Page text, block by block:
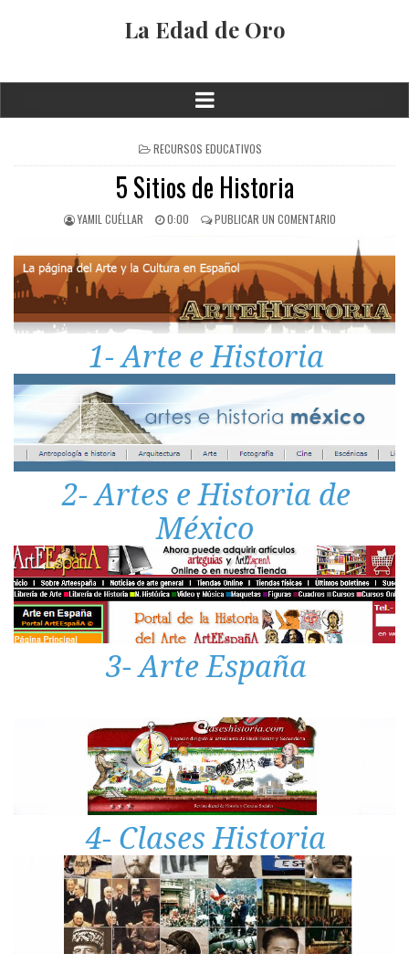
La Edad de Oro
RECURSOS EDUCATIVOS
5 Sitios de Historia
YAMIL CUÉLLAR 0:00 PUBLICAR UN COMENTARIO
1- Arte e Historia
2- Artes e Historia de
México
3- Arte España
4- Clases Historia